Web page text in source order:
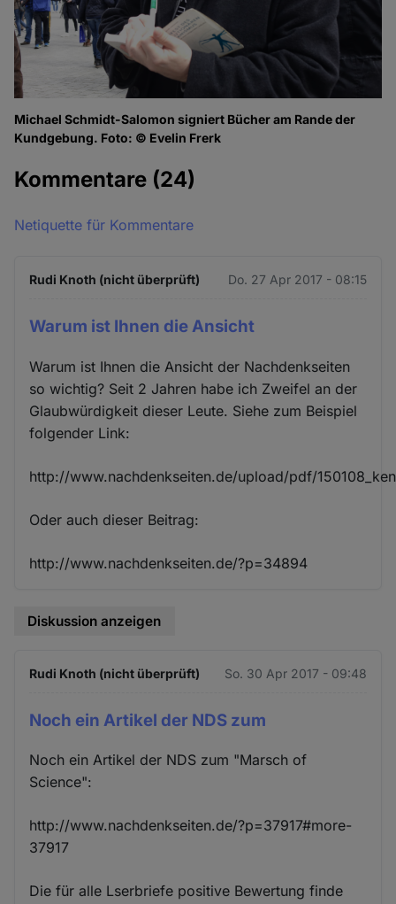
Michael Schmidt-Salomon signiert Bücher am Rande der
Kundgebung. Foto: © Evelin Frerk
Kommentare (24)
Netiquette für Kommentare
Rudi Knoth (nicht überprüft) Do. 27 Apr 2017 - 08:15
Warum ist Ihnen die Ansicht
Warum ist Ihnen die Ansicht der Nachdenkseiten
so wichtig? Seit 2 Jahren habe ich Zweifel an der
Glaubwürdigkeit dieser Leute. Siehe zum Beispiel
folgender Link:
http://www.nachdenkseiten.de/upload/pdf/
Oder auch dieser Beitrag:
http://www.nachdenkseiten.de/?p=34894
Diskussion anzeigen
Rudi Knoth (nicht überprüft) So. 30 Apr 2017 - 09:48
Noch ein Artikel der NDS zum
Noch ein Artikel der NDS zum "Marsch of
Science":
http://www.nachdenkseiten.de/?p=37917#more-
37917
Die für alle Lserbriefe positive Bewertung finde